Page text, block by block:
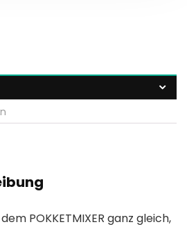
POKKETMIXER ganz gleich,